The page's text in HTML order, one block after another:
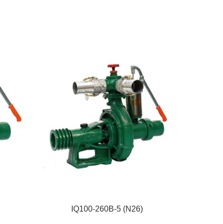
IQ100-260B-5 (N26)